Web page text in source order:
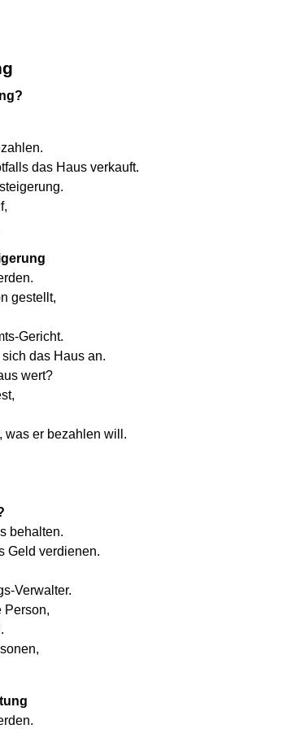
das Haus verkauft.
gestellt,
Gericht.
das Haus an.
wert?
was er bezahlen will.
behalten.
Geld verdienen.
Verwalter.
Person,